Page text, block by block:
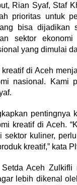
Rian Syaf, Staf
prioritas untuk
bisa dijadikan
sektor
yang dimulai
di Aceh
nasional.
pentingnya
kreatif di Aceh.
sektor kuliner,
kreatif,” kata
Aceh Zulkifli
lebih dikenal